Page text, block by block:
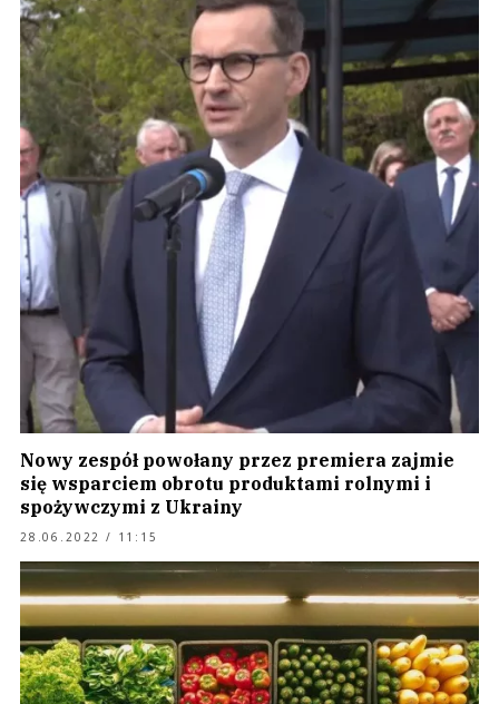
Nowy zespół powołany przez premiera zajmie
się wsparciem obrotu produktami rolnymi i
spożywczymi z Ukrainy
28.06.2022 / 11:15